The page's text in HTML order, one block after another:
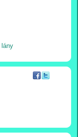
lány